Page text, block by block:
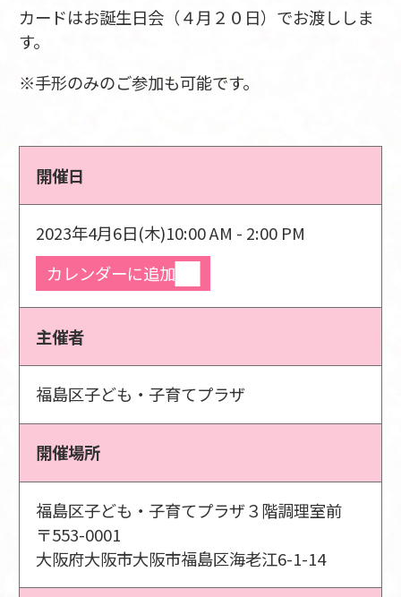
カードはお誕生日会（４月２０日）でお渡ししま
す。
※手形のみのご参加も可能です。
開催日
2023年4月6日(木)10:00 AM - 2:00 PM
カレンダーに追加
主催者
福島区子ども・子育てプラザ
開催場所
福島区子ども・子育てプラザ３階調理室前
〒553-0001
大阪府大阪市大阪市福島区海老江6-1-14